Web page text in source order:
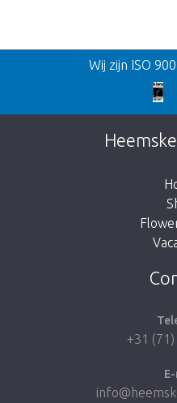
Terug
Te
Dit artikel is helaas
knop hieronder om
Breng me
Wij zijn ISO
+31